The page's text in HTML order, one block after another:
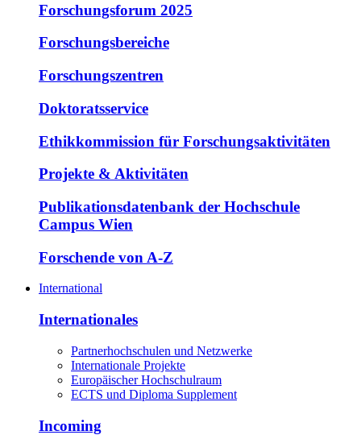
Forschungsforum 2025
Forschungsbereiche
Forschungszentren
Doktoratsservice
Ethikkommission für Forschungsaktivitäten
Projekte & Aktivitäten
Publikationsdatenbank der Hochschule
Campus Wien
Forschende von A-Z
International
Internationales
Partnerhochschulen und Netzwerke
Internationale Projekte
Europäischer Hochschulraum
ECTS und Diploma Supplement
Incoming